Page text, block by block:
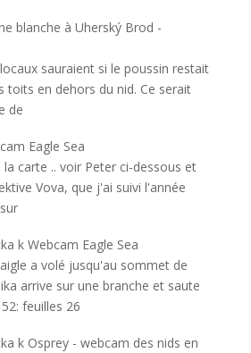
blanche à Uherský Brod -
sauraient si le poussin restait
toits en dehors du nid. Ce serait
de
Eagle Sea
carte .. voir Peter ci-dessous et
Vova, que j'ai suivi l'année
k Webcam Eagle Sea
a volé jusqu'au sommet de
arrive sur une branche et saute
feuilles 26
k Osprey - webcam des nids en